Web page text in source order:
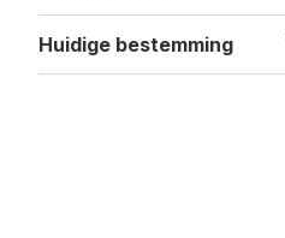
Huidige bestemming